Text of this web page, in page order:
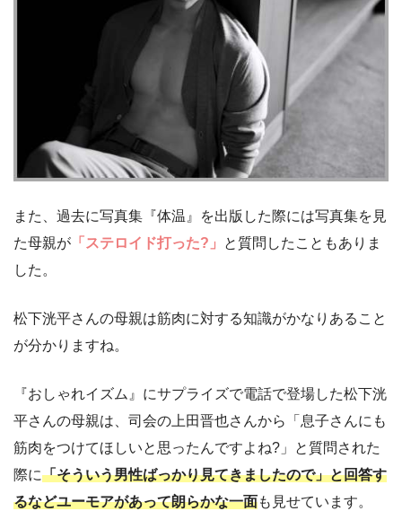
また、過去に写真集『体温』を出版した際には写真集を見
た母親が 「ステロイド打った?」
と質問したこともありま
した。
松下洸平さんの母親は筋肉に対する知識がかなりあること
が分かりますね。
『おしゃれイズム』にサプライズで電話で登場した松下洸
平さんの母親は、司会の上田晋也さんから「息子さんにも
筋肉をつけてほしいと思ったんですよね?」と質問された
際に「そういう男性ばっかり見てきましたので」と回答す
るなどユーモアがあって朗らかな一面も見せています。